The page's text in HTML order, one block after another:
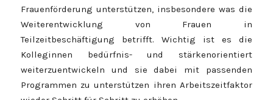
Frauenförderung unterstützen, insbesondere was die
Weiterentwicklung von Frauen in
Teilzeitbeschäftigung betrifft. Wichtig ist es die
Kolleginnen bedürfnis- und stärkenorientiert
weiterzuentwickeln und sie dabei mit passenden
Programmen zu unterstützen ihren Arbeitszeitfaktor